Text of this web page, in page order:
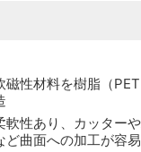
磁性材料を樹脂（
軟性あり、カッター
ど曲面への加工が容易